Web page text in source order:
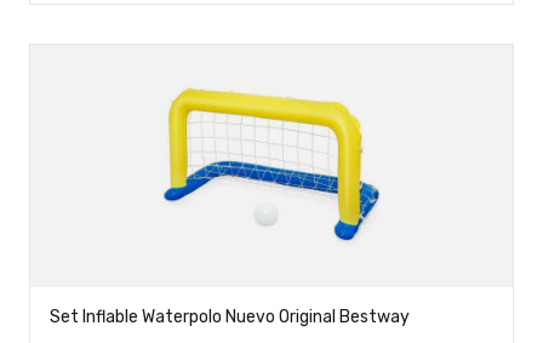
Set Inflable Waterpolo Nuevo Original Bestway